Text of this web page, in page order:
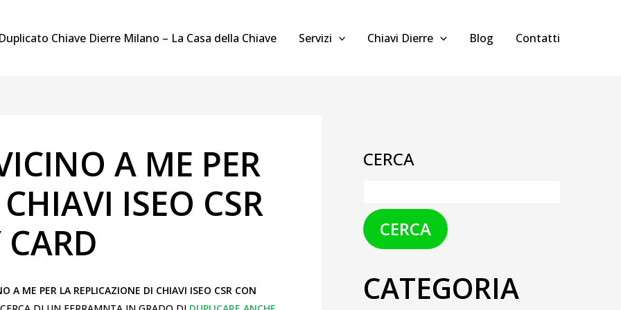
Duplicato Chiave Dierre Milano – La Casa della Chiave Servizi Chiavi Dierre Blog Contatti
A ME PER
ISEO CSR
A ME PER LA REPLICAZIONE DI CHIAVI ISEO CSR CON
CERCA
CERCA
CATEGORIA